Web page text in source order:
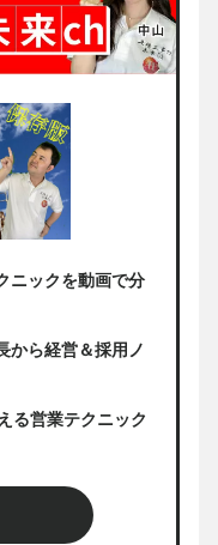
ニックを動画で分
から経営＆採用ノ
る営業テクニック